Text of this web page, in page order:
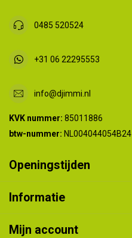
0485 520524
+31 06 22295553
info@djimmi.nl
KVK nummer: 85011886
btw-nummer: NL004044054B24
Openingstijden
Informatie
Mijn account